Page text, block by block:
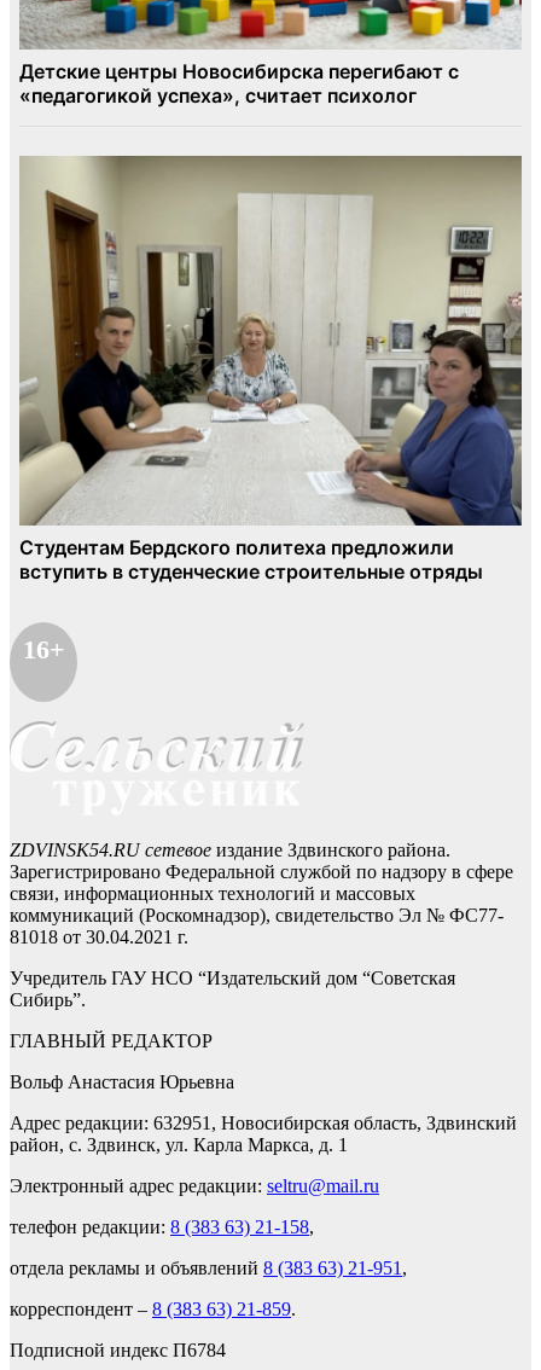
16+
ZDVINSK54.RU сетевое издание Здвинского района.
Зарегистрировано Федеральной службой по надзору в сфере
связи, информационных технологий и массовых
коммуникаций (Роскомнадзор), свидетельство Эл № ФС77-
81018 от 30.04.2021 г.
Учредитель ГАУ НСО “Издательский дом “Советская
Сибирь”.
ГЛАВНЫЙ РЕДАКТОР
Вольф Анастасия Юрьевна
Адрес редакции: 632951, Новосибирская область, Здвинский
район, с. Здвинск, ул. Карла Маркса, д. 1
Электронный адрес редакции: seltru@mail.ru
телефон редакции: 8 (383 63) 21-158,
отдела рекламы и объявлений 8 (383 63) 21-951 ,
корреспондент – 8 (383 63) 21-859.
Подписной индекс П6784